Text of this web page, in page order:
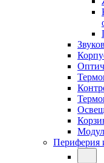
Периферия